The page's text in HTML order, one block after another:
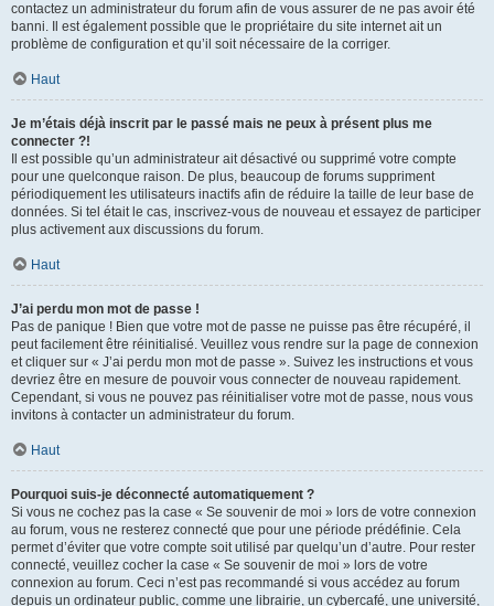
contactez un administrateur du forum afin de vous assurer de ne pas avoir été
banni. Il est également possible que le propriétaire du site internet ait un
problème de configuration et qu’il soit nécessaire de la corriger.
Haut
Je m’étais déjà inscrit par le passé mais ne peux à présent plus me
connecter ?!
Il est possible qu’un administrateur ait désactivé ou supprimé votre compte
pour une quelconque raison. De plus, beaucoup de forums suppriment
périodiquement les utilisateurs inactifs afin de réduire la taille de leur base de
données. Si tel était le cas, inscrivez-vous de nouveau et essayez de participer
plus activement aux discussions du forum.
Haut
J’ai perdu mon mot de passe !
Pas de panique ! Bien que votre mot de passe ne puisse pas être récupéré, il
peut facilement être réinitialisé. Veuillez vous rendre sur la page de connexion
et cliquer sur « J’ai perdu mon mot de passe ». Suivez les instructions et vous
devriez être en mesure de pouvoir vous connecter de nouveau rapidement.
Cependant, si vous ne pouvez pas réinitialiser votre mot de passe, nous vous
invitons à contacter un administrateur du forum.
Haut
Pourquoi suis-je déconnecté automatiquement ?
Si vous ne cochez pas la case « Se souvenir de moi » lors de votre connexion
au forum, vous ne resterez connecté que pour une période prédéfinie. Cela
permet d’éviter que votre compte soit utilisé par quelqu’un d’autre. Pour rester
connecté, veuillez cocher la case « Se souvenir de moi » lors de votre
connexion au forum. Ceci n’est pas recommandé si vous accédez au forum
depuis un ordinateur public, comme une librairie, un cybercafé, une université,